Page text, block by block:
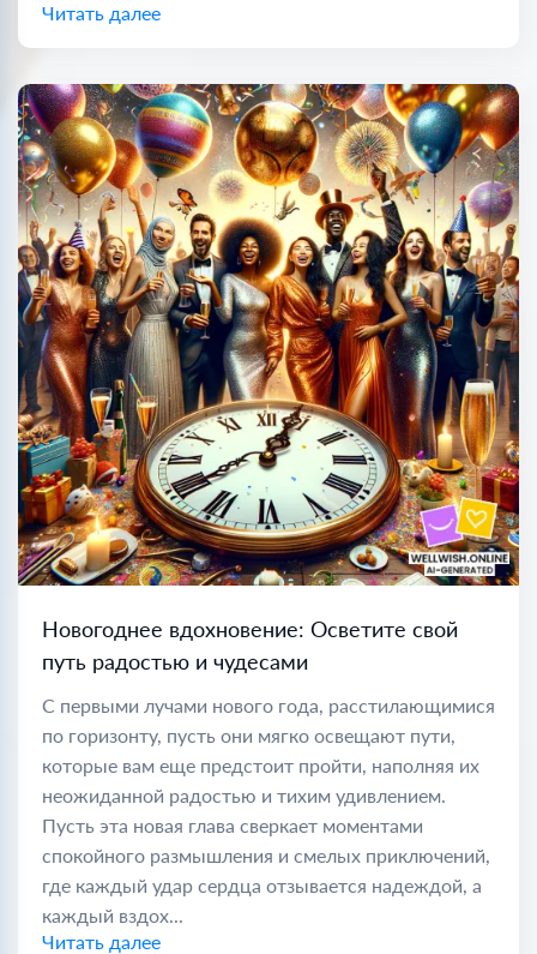
Читать далее
Новогоднее вдохновение: Осветите свой
путь радостью и чудесами
С первыми лучами нового года, расстилающимися
по горизонту, пусть они мягко освещают пути,
которые вам еще предстоит пройти, наполняя их
неожиданной радостью и тихим удивлением.
Пусть эта новая глава сверкает моментами
спокойного размышления и смелых приключений,
где каждый удар сердца отзывается надеждой, а
каждый вздох...
Читать далее